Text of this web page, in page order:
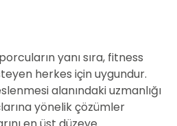
yanı sıra, fitness
herkes için uygundur.
alanındaki uzmanlığı
yönelik çözümler